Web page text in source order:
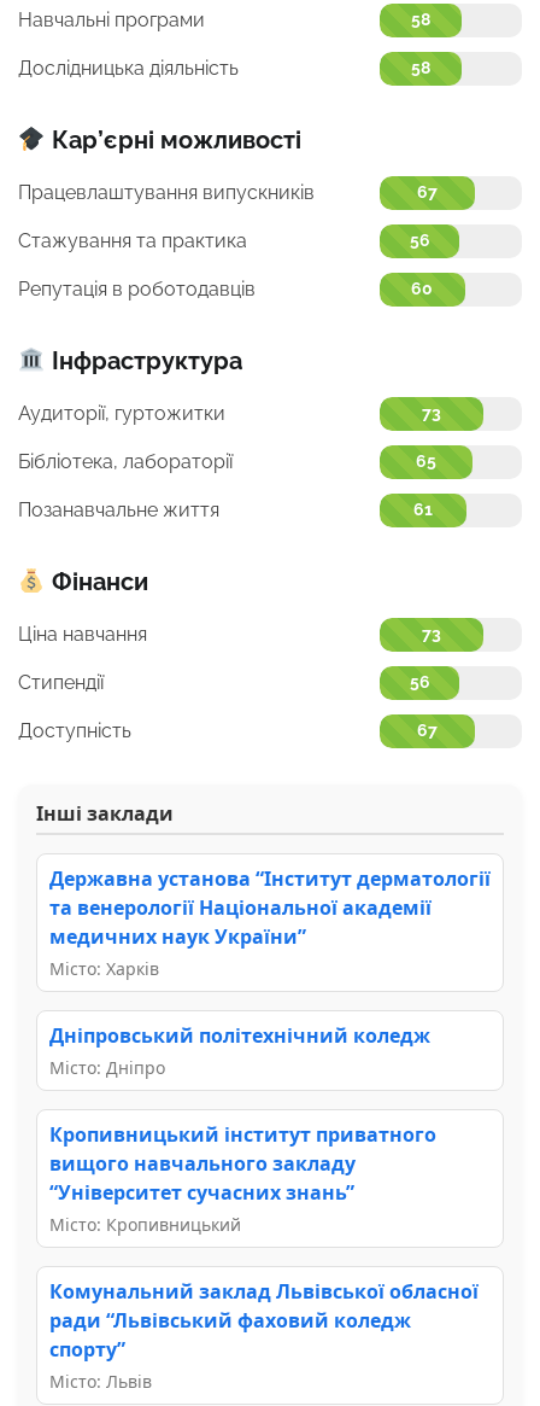
Навчальні програми 58
Дослідницька діяльність 58
Кар’єрні можливості
Працевлаштування випускників 67
Стажування та практика 56
Репутація в роботодавців 60
Інфраструктура
Аудиторії, гуртожитки 73
Бібліотека, лабораторії 65
Позанавчальне життя 61
Фінанси
Ціна навчання 73
Стипендії 56
Доступність 67
Інші заклади
Державна установа “Інститут дерматології
та венерології Національної академії
медичних наук України”
Місто: Харків
Дніпровський політехнічний коледж
Місто: Дніпро
Кропивницький інститут приватного
вищого навчального закладу
“Університет сучасних знань”
Місто: Кропивницький
Комунальний заклад Львівської обласної
ради “Львівський фаховий коледж
спорту”
Місто: Львів